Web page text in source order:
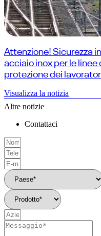
Attenzione! Sicurezza
acciaio inox per le
protezione dei
Visualizza la notizia
Altre notizie
Contattaci